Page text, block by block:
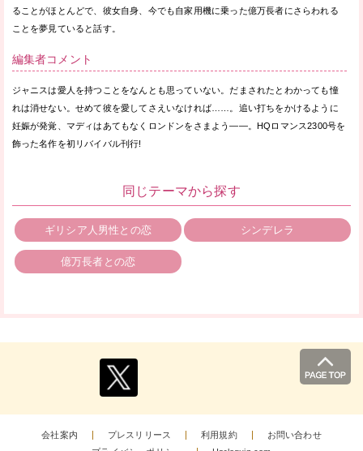
ることがほとんどで、彼女自身、今でも自家用機に乗った億万長者にさらわれる
ことを夢見ていると話す。
編集者コメント
ジャニスは愛人を持つことをなんとも思っていない。だまされたとわかっても憧
れは消せない。せめて彼を愛してさえいなければ……。追い打ちをかけるように
妊娠が発覚、マディはあてもなくロンドンをさまよう——。HQロマンス2300号を
飾った名作を初リバイバル刊行!
同じテーマから探す
ギリシア人男性との恋 シンデレラ
億万長者との恋
会社案内 プレスリリース 利用規約
お問い合わせ